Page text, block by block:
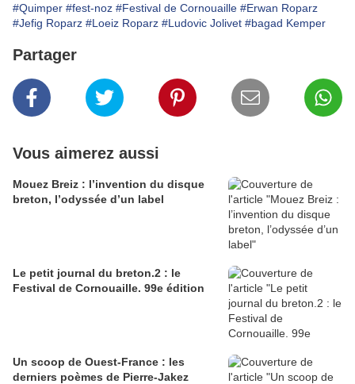
#Quimper #fest-noz #Festival de Cornouaille #Erwan Roparz
#Jefig Roparz #Loeiz Roparz #Ludovic Jolivet #bagad Kemper
Partager
Vous aimerez aussi
Mouez Breiz : l’invention du disque
breton, l’odyssée d’un label
Le petit journal du breton.2 : le
Festival de Cornouaille. 99e édition
Un scoop de Ouest-France : les
derniers poèmes de Pierre-Jakez